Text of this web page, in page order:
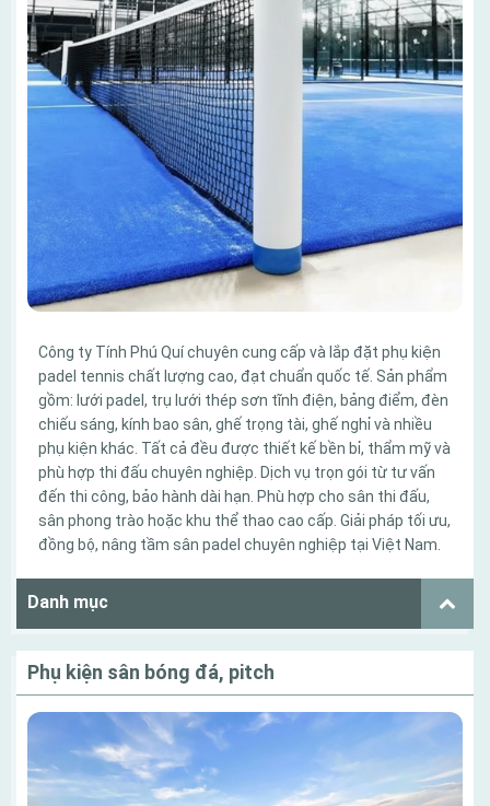
Công ty Tính Phú Quí chuyên cung cấp và lắp đặt phụ kiện
padel tennis chất lượng cao, đạt chuẩn quốc tế. Sản phẩm
gồm: lưới padel, trụ lưới thép sơn tĩnh điện, bảng điểm, đèn
chiếu sáng, kính bao sân, ghế trọng tài, ghế nghỉ và nhiều
phụ kiện khác. Tất cả đều được thiết kế bền bỉ, thẩm mỹ và
phù hợp thi đấu chuyên nghiệp. Dịch vụ trọn gói từ tư vấn
đến thi công, bảo hành dài hạn. Phù hợp cho sân thi đấu,
sân phong trào hoặc khu thể thao cao cấp. Giải pháp tối ưu,
đồng bộ, nâng tầm sân padel chuyên nghiệp tại Việt Nam.
Danh mục
Phụ kiện sân bóng đá, pitch